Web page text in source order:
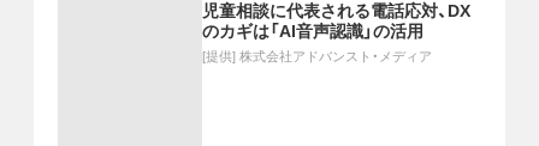
児童相談に代表される電話応対、DX
のカギは「AI音声認識」の活用
[提供] 株式会社アドバンスト・メディア